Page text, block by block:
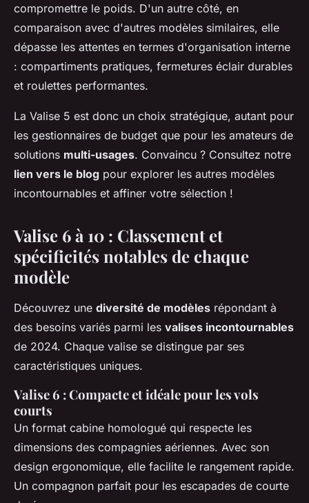
compromettre le poids. D'un autre côté, en
comparaison avec d'autres modèles similaires, elle
dépasse les attentes en termes d'organisation interne
: compartiments pratiques, fermetures éclair durables
et roulettes performantes.
La Valise 5 est donc un choix stratégique, autant pour
les gestionnaires de budget que pour les amateurs de
solutions multi-usages. Convaincu ? Consultez notre
lien vers le blog pour explorer les autres modèles
incontournables et affiner votre sélection !
Valise 6 à 10 : Classement et
spécificités notables de chaque
modèle
Découvrez une diversité de modèles répondant à
des besoins variés parmi les valises incontournables
de 2024. Chaque valise se distingue par ses
caractéristiques uniques.
Valise 6 : Compacte et idéale pour les vols
courts
Un format cabine homologué qui respecte les
dimensions des compagnies aériennes. Avec son
design ergonomique, elle facilite le rangement rapide.
Un compagnon parfait pour les escapades de courte